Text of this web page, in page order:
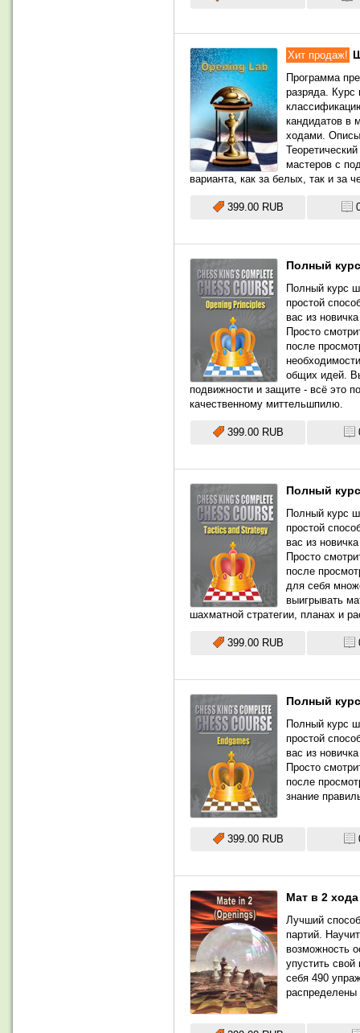
Хит продаж!
Программа
разряда. Курс
кандидатов в
ходами.
мастеров с
варианта, как за белых, так и за
399.00 RUB
Полный
Полный курс
простой
вас из
Просто
после
общих идей.
подвижности и защите - всё это
качественному миттельшпилю.
399.00 RUB
Полный
Полный курс
простой
вас из
Просто
после
для себя
выигрывать
шахматной стратегии, планах и
399.00 RUB
Полный
Полный курс
простой
вас из
Просто
после
знание
399.00 RUB
Мат в 2
Лучший
партий.
возможность
упустить
себя 490
распределены